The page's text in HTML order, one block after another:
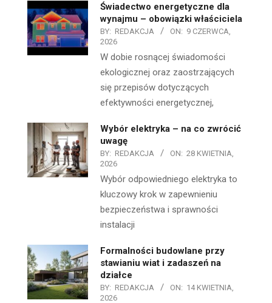
Świadectwo energetyczne dla
wynajmu – obowiązki właściciela
BY: REDAKCJA ON: 9 CZERWCA,
2026
W dobie rosnącej świadomości
ekologicznej oraz zaostrzających
się przepisów dotyczących
efektywności energetycznej,
Wybór elektryka – na co zwrócić
uwagę
BY: REDAKCJA ON: 28 KWIETNIA,
2026
Wybór odpowiedniego elektryka to
kluczowy krok w zapewnieniu
bezpieczeństwa i sprawności
instalacji
Formalności budowlane przy
stawianiu wiat i zadaszeń na
działce
BY: REDAKCJA ON: 14 KWIETNIA,
2026